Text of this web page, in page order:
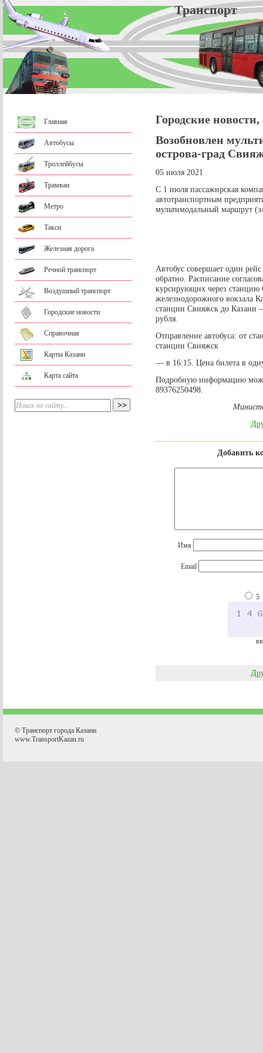
Главная
Автобусы
Троллейбусы
Трамваи
Метро
Такси
Железная дорога
Речной транспорт
Воздушный транспорт
Городские новости
Справочная
Карты Казани
Карта сайта
Городские
Возобновлен
острова-град
05 июля 2021
С 1 июля пассажирская
автотранспортным
мультимодальный маршрут
Автобус совершает один
обратно. Расписание
курсирующих через станцию
железнодорожного вокзала
станции Свияжск до Казани
рубля.
Отправление автобуса: от
станции Свияжск
— в 16:15. Цена билета в
Подробную информацию
89376250498.
Добавить
Имя
Email
5
© Транспорт города Казани
www.TransportKazan.ru